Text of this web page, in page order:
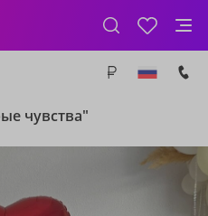
чувства"